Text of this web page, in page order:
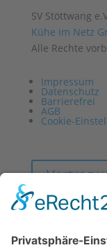
SV Stöttwang
Kühe im Netz
Alle Rechte
Impressum
Datenschutz
Barrierefrei
AGB
Cookie-
Vertrag
Datenschutz